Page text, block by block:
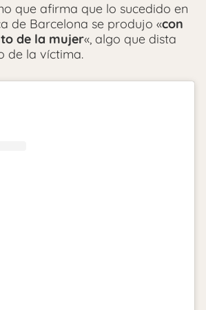
que afirma que lo sucedido en
de Barcelona se produjo «con
de la mujer«, algo que dista
de la víctima.